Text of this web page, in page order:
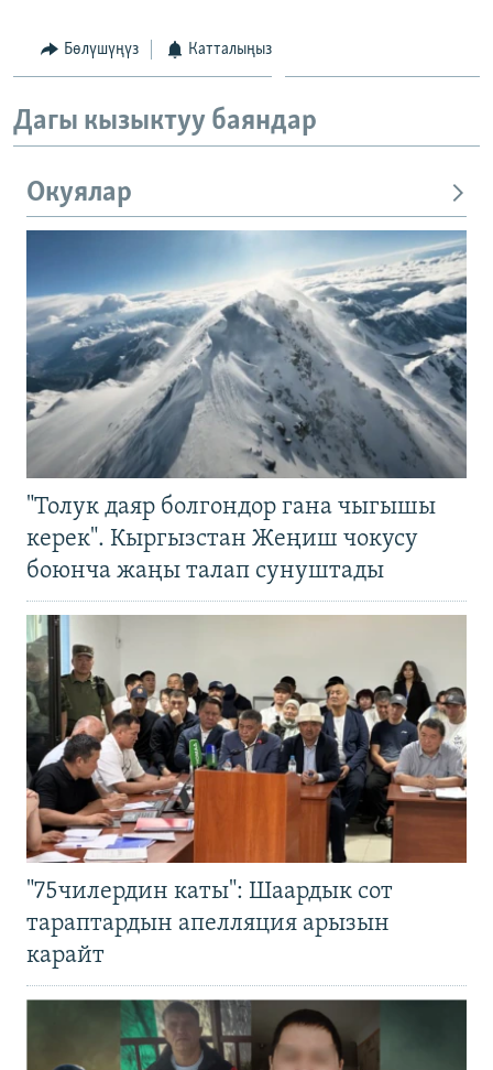
Бөлүшүңүз Катталыңыз
Дагы кызыктуу баяндар
Окуялар
"Толук даяр болгондор гана чыгышы
керек". Кыргызстан Жеңиш чокусу
боюнча жаңы талап сунуштады
"75чилердин каты": Шаардык сот
тараптардын апелляция арызын
карайт